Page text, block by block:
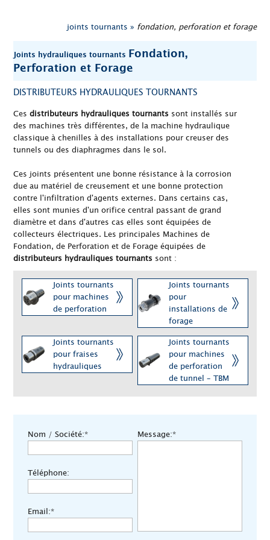
joints tournants » fondation, perforation et forage
Joints hydrauliques tournants Fondation,
Perforation et Forage
DISTRIBUTEURS HYDRAULIQUES TOURNANTS
Ces distributeurs hydrauliques tournants sont installés sur
des machines très différentes, de la machine hydraulique
classique à chenilles à des installations pour creuser des
tunnels ou des diaphragmes dans le sol.
Ces joints présentent une bonne résistance à la corrosion
due au matériel de creusement et une bonne protection
contre l'infiltration d'agents externes. Dans certains cas,
elles sont munies d'un orifice central passant de grand
diamètre et dans d'autres cas elles sont équipées de
collecteurs électriques. Les principales Machines de
Fondation, de Perforation et de Forage équipées de
distributeurs hydrauliques tournants sont :
Joints tournants
pour machines
de perforation
Joints tournants
pour
installations de
forage
Joints tournants
pour fraises
hydrauliques
Joints tournants
pour machines
de perforation
de tunnel – TBM
Nom / Société:*
Téléphone:
Email:*
Message:*